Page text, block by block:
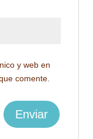
y web en
comente.